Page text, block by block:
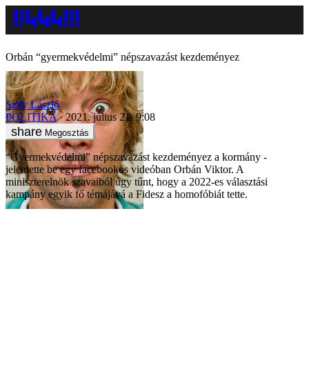
Orbán “gyermekvédelmi” népszavazást kezdeményez
Szily László
POLITIKA
2021. július 21. 9:08
Megosztás
“Gyermekvédelmi” népszavazást kezdeményez a kormány -
jelentette be egy facebookos videóban Orbán Viktor. A
miniszterelnök szavaiból úgy tűnt, hogy a 2022-es választási
kampány egyik fő témájává a Fidesz a homofóbiát tette.